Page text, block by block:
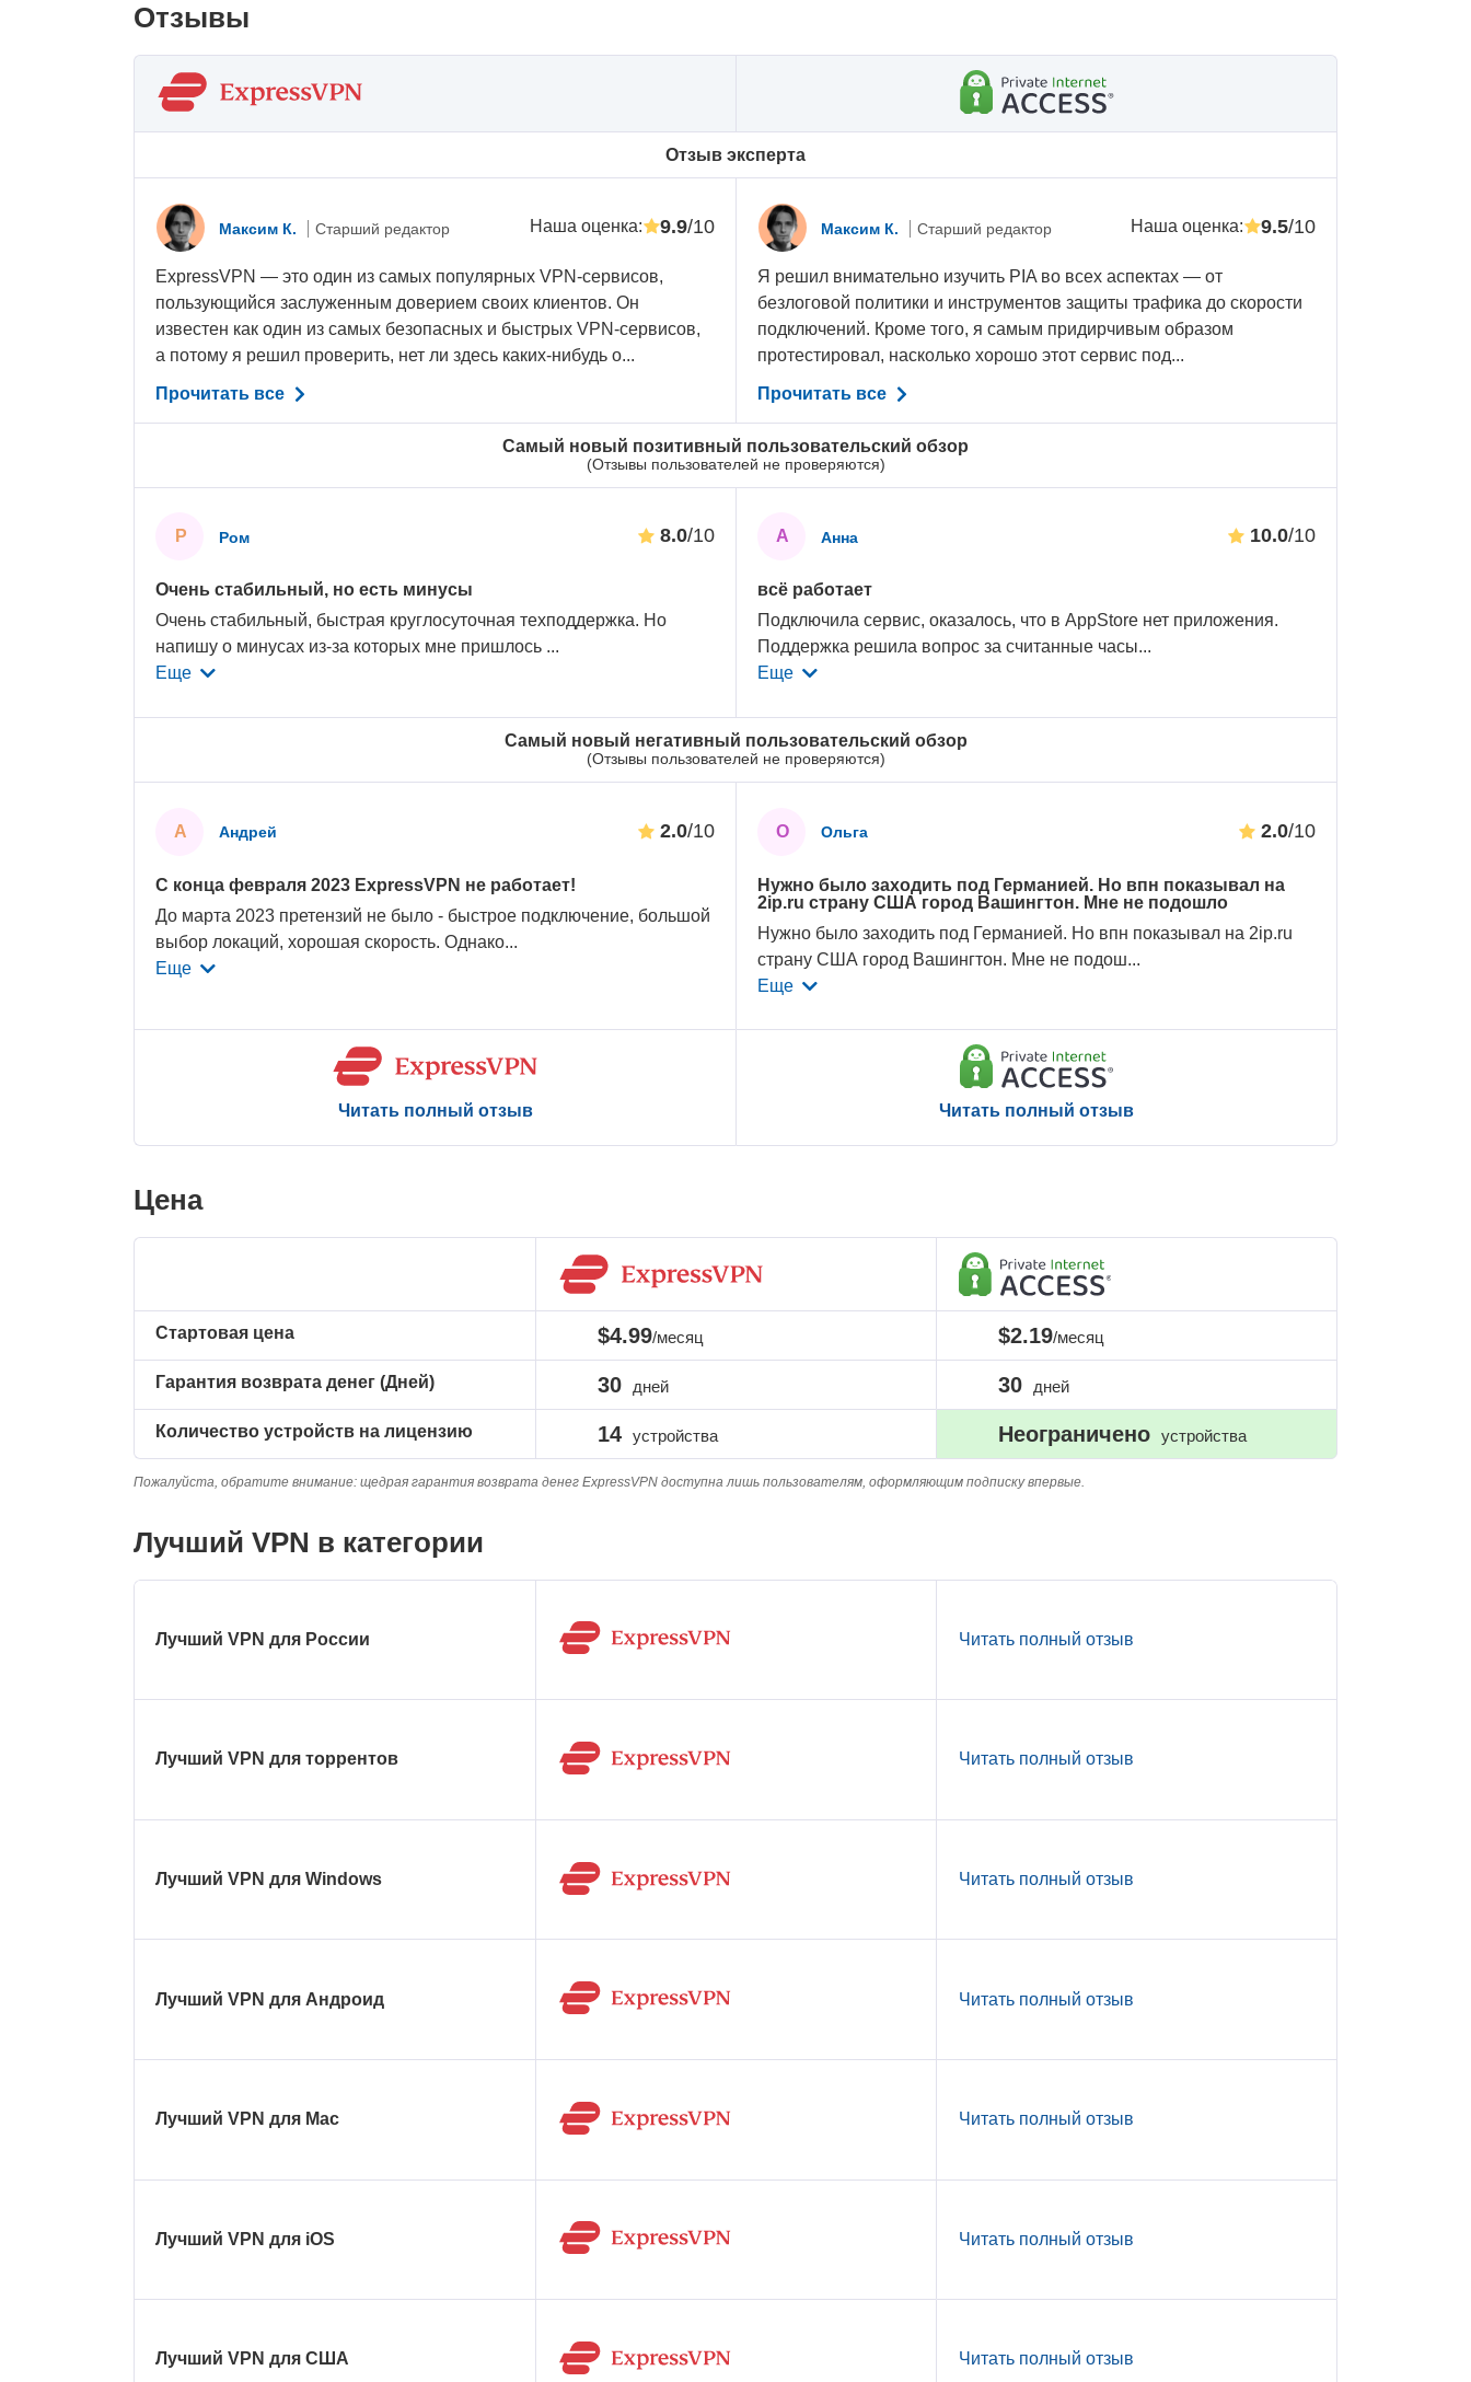
Отзывы
Oтзыв эксперта
Самый новый позитивный пользовательский обзор
(Отзывы пользователей не проверяются)
Самый новый негативный пользовательский обзор
(Отзывы пользователей не проверяются)
Максим К. Старший редактор Наша оценка: 9.9/10
ExpressVPN — это один из самых популярных VPN-сервисов,
пользующийся заслуженным доверием своих клиентов. Он
известен как один из самых безопасных и быстрых VPN-сервисов,
а потому я решил проверить, нет ли здесь каких-нибудь о...
Прочитать все
Р Ром 8.0/10
Очень стабильный, но есть минусы
Очень стабильный, быстрая круглосуточная техподдержка. Но
напишу о минусах из-за которых мне пришлось ...
Еще
А Андрей 2.0/10
С конца февраля 2023 ExpressVPN не работает!
До марта 2023 претензий не было - быстрое подключение, большой
выбор локаций, хорошая скорость. Однако...
Еще
Читать полный отзыв
Максим К. Старший редактор Наша оценка: 9.5/10
Я решил внимательно изучить PIA во всех аспектах — от
безлоговой политики и инструментов защиты трафика до скорости
подключений. Кроме того, я самым придирчивым образом
протестировал, насколько хорошо этот сервис под...
Прочитать все
А Анна 10.0/10
всё работает
Подключила сервис, оказалось, что в AppStore нет приложения.
Поддержка решила вопрос за считанные часы...
Еще
О Ольга 2.0/10
Нужно было заходить под Германией. Но впн показывал на
2ip.ru страну США город Вашингтон. Мне не подошло
Нужно было заходить под Германией. Но впн показывал на 2ip.ru
страну США город Вашингтон. Мне не подош...
Еще
Читать полный отзыв
Цена
Стартовая цена
Гарантия возврата денег (Дней)
Количество устройств на лицензию
$4.99/месяц
30 дней
14 устройства
$2.19/месяц
30 дней
Неограничено устройства
Пожалуйста, обратите внимание: щедрая гарантия возврата денег ExpressVPN доступна лишь пользователям, оформляющим подписку впервые.
Лучший VPN в категории
Лучший VPN для России Читать полный отзыв
Лучший VPN для торрентов Читать полный отзыв
Лучший VPN для Windows Читать полный отзыв
Лучший VPN для Андроид Читать полный отзыв
Лучший VPN для Mac Читать полный отзыв
Лучший VPN для iOS Читать полный отзыв
Лучший VPN для США Читать полный отзыв